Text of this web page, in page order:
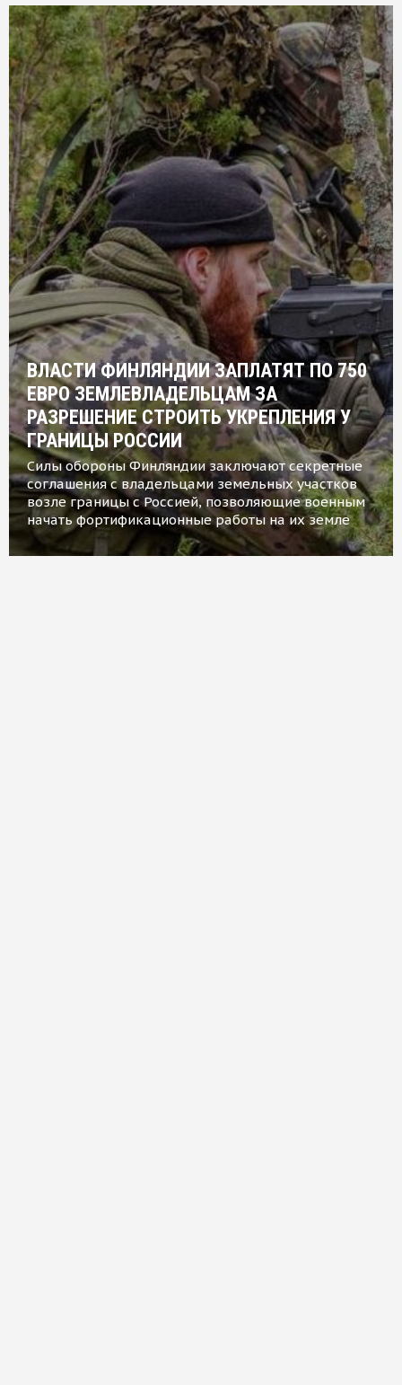
ВЛАСТИ ФИНЛЯНДИИ ЗАПЛАТЯТ ПО 750
ЕВРО ЗЕМЛЕВЛАДЕЛЬЦАМ ЗА
РАЗРЕШЕНИЕ СТРОИТЬ УКРЕПЛЕНИЯ У
ГРАНИЦЫ РОССИИ
Силы обороны Финляндии заключают секретные
соглашения с владельцами земельных участков
возле границы с Россией, позволяющие военным
начать фортификационные работы на их земле